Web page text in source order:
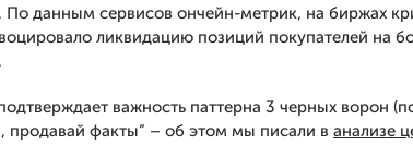
По данным сервисов ончейн-метрик, на биржах
ликвидацию позиций покупателей на
важность паттерна 3 черных ворон
продавай факты” – об этом мы писали в анализе